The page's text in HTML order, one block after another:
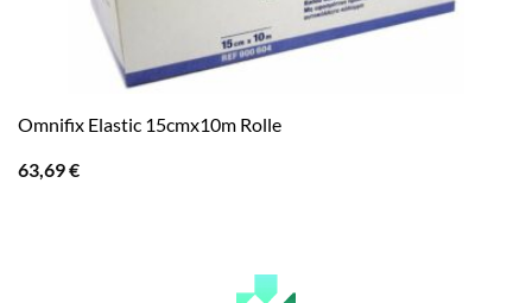
Omnifix Elastic 15cmx10m Rolle
63,69€